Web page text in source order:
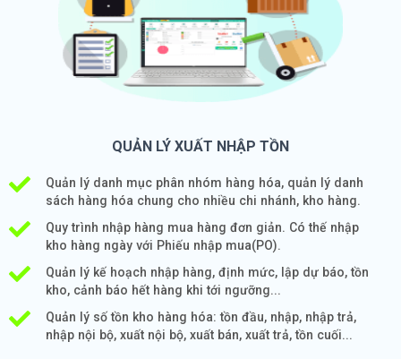
QUẢN LÝ XUẤT NHẬP TỒN
Quản lý danh mục phân nhóm hàng hóa, quản lý danh
sách hàng hóa chung cho nhiều chi nhánh, kho hàng.
Quy trình nhập hàng mua hàng đơn giản. Có thế nhập
kho hàng ngày với Phiếu nhập mua(PO).
Quản lý kế hoạch nhập hàng, định mức, lập dự báo, tồn
kho, cảnh báo hết hàng khi tới ngưỡng...
Quản lý số tồn kho hàng hóa: tồn đầu, nhập, nhập trả,
nhập nội bộ, xuất nội bộ, xuất bán, xuất trả, tồn cuối...